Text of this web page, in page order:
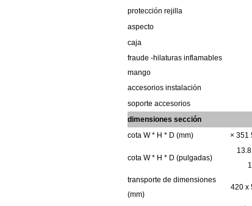
protección rejilla
aspecto
caja
fraude -hilaturas inflamables
mango
accesorios instalación
soporte accesorios
dimensiones sección
cota W * H * D (mm) × 351
cota W * H * D (pulgadas)
transporte de dimensiones
(mm)
420 x